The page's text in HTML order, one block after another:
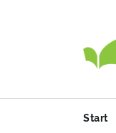
Start